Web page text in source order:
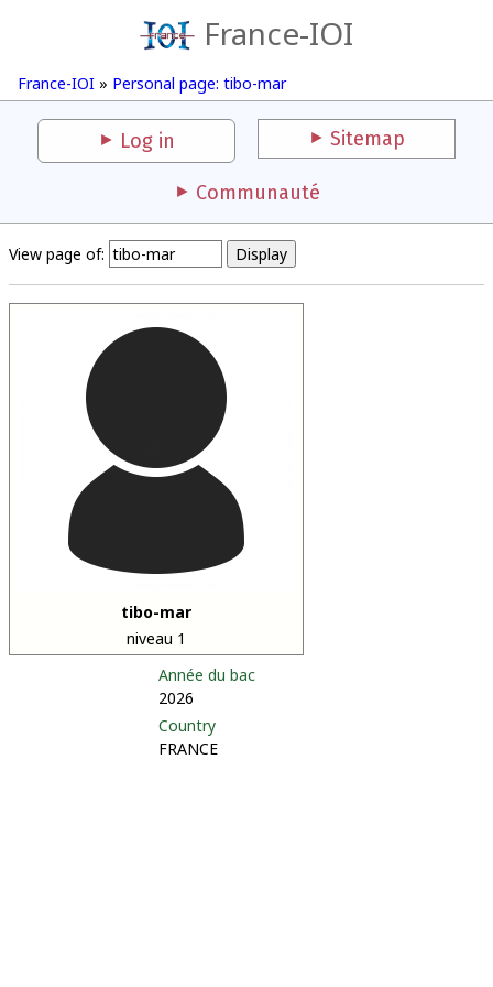
France-IOI
France-IOI » Personal page: tibo-mar
Log in Sitemap
Communauté
View page of:
tibo-mar
niveau 1
Année du bac
2026
Country
FRANCE